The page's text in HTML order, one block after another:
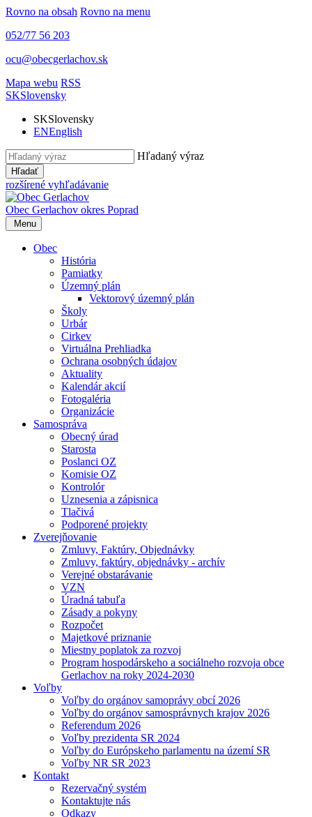
Rovno na obsah Rovno na menu
052/77 56 203
ocu@obecgerlachov.sk
Mapa webu RSS
SKSlovensky
SKSlovensky
ENEnglish
Hľadaný výraz
Hľadať
rozšírené vyhľadávanie
Obec Gerlachov okres Poprad
Menu
Obec
História
Pamiatky
Územný plán
Vektorový územný plán
Školy
Urbár
Cirkev
Virtuálna Prehliadka
Ochrana osobných údajov
Aktuality
Kalendár akcií
Fotogaléria
Organizácie
Samospráva
Obecný úrad
Starosta
Poslanci OZ
Komisie OZ
Kontrolór
Uznesenia a zápisnica
Tlačivá
Podporené projekty
Zverejňovanie
Zmluvy, Faktúry, Objednávky
Zmluvy, faktúry, objednávky - archív
Verejné obstarávanie
VZN
Úradná tabuľa
Zásady a pokyny
Rozpočet
Majetkové priznanie
Miestny poplatok za rozvoj
Program hospodárskeho a sociálneho rozvoja obce
Gerlachov na roky 2024-2030
Voľby
Voľby do orgánov samoprávy obcí 2026
Voľby do orgánov samosprávnych krajov 2026
Referendum 2026
Voľby prezidenta SR 2024
Voľby do Európskeho parlamentu na území SR
Voľby NR SR 2023
Kontakt
Rezervačný systém
Kontaktujte nás
Odkazy